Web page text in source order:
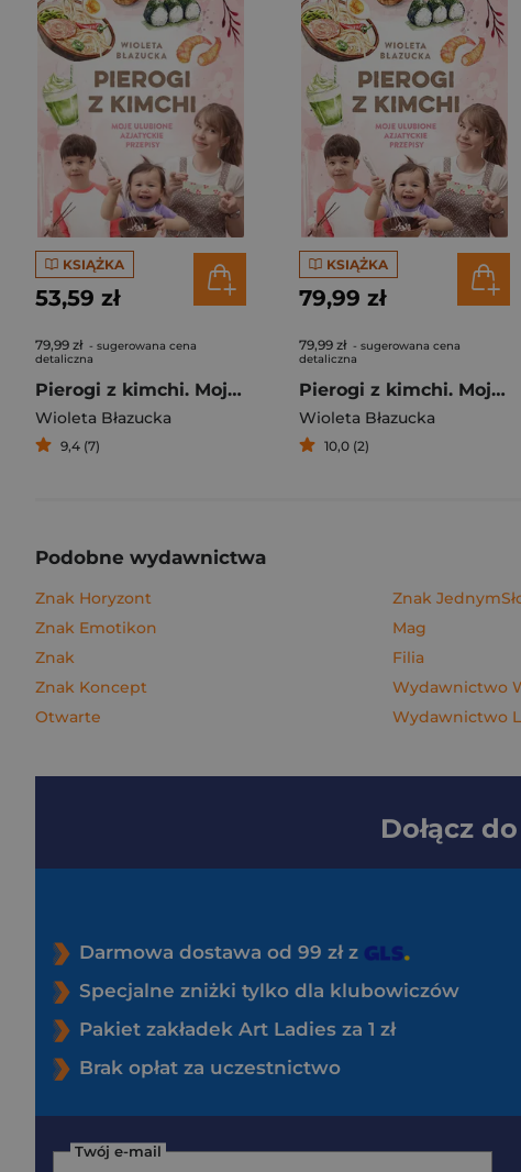
KSIĄŻKA
53,59 zł
79,99 zł - sugerowana cena
detaliczna
Pierogi z kimchi. Moje ulubione azjatyckie przepisy
Wioleta Błazucka
9,4 (7)
KSIĄŻKA
79,99 zł
79,99 zł - sugerowana cena
detaliczna
Pierogi z kimchi. Moje ulubione azjatyckie przepisy - książka z autografem
Wioleta Błazucka
10,0 (2)
Podobne wydawnictwa
Znak Horyzont
Znak Emotikon
Znak
Znak Koncept
Otwarte
Znak
Mag
Filia
Wydawnictwo
Wydawnictwo
Dołącz do
Darmowa dostawa od 99 zł z
Specjalne zniżki tylko dla klubowiczów
Pakiet zakładek Art Ladies za 1 zł
Brak opłat za uczestnictwo
Twój e-mail